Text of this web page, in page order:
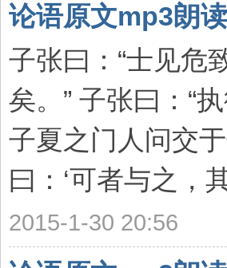
论语原文mp3朗
子张曰：“士见危
矣。” 子张曰：“
子夏之门人问交
曰：‘可者与之，
2015-1-30 20:56